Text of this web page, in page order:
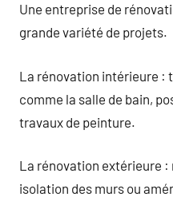
Une entreprise de
grande variété de projets.
La rénovation intérieure :
comme la salle de bain,
travaux de peinture.
La rénovation extérieure
isolation des murs ou